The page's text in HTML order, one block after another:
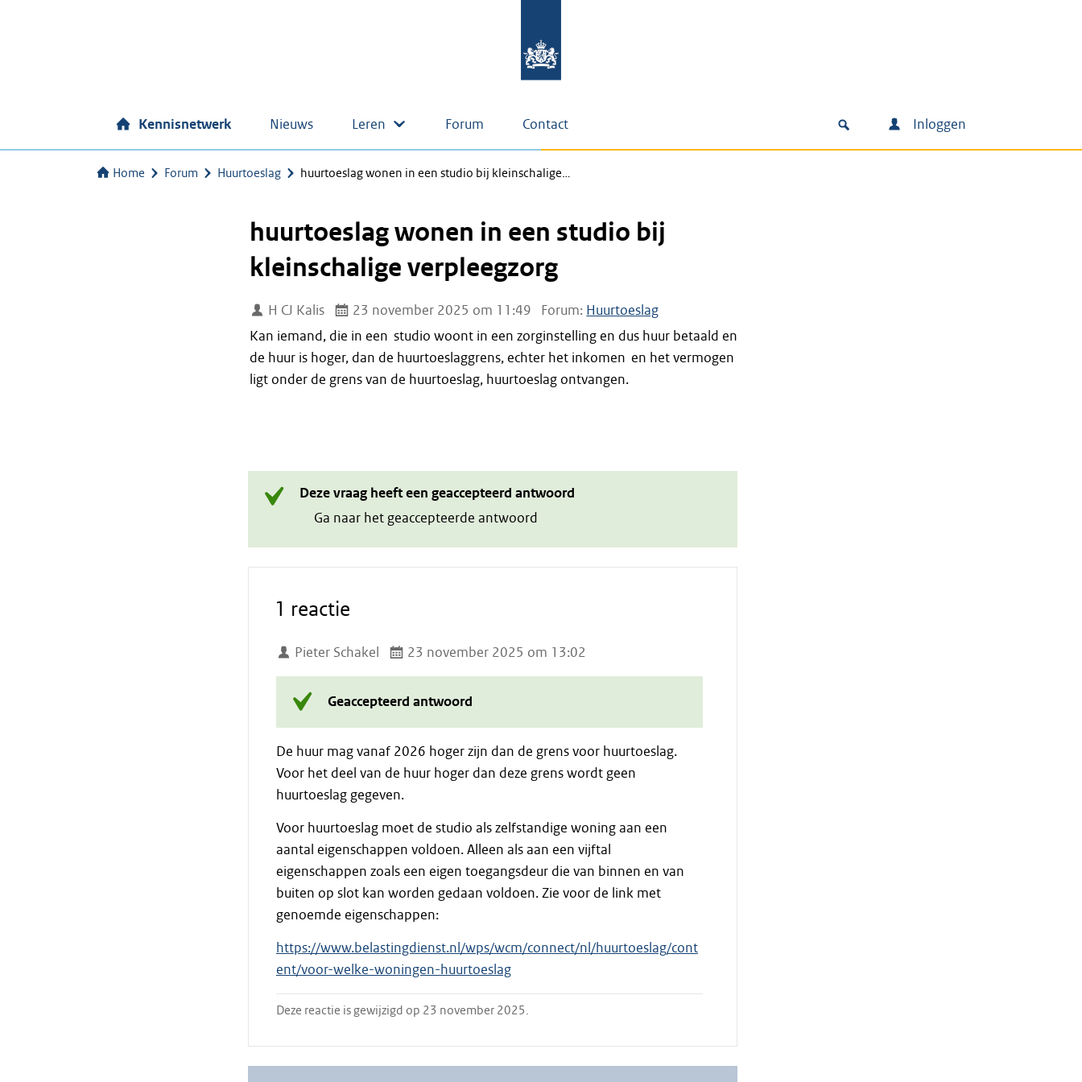
Kennisnetwerk Nieuws Leren Forum Contact Inloggen
Home Forum Huurtoeslag huurtoeslag wonen in een studio bij kleinschalige…
huurtoeslag wonen in een studio bij
kleinschalige verpleegzorg
H CJ Kalis 23 november 2025 om 11:49 Forum: Huurtoeslag
Kan iemand, die in een studio woont in een zorginstelling en dus huur betaald en
de huur is hoger, dan de huurtoeslaggrens, echter het inkomen en het vermogen
ligt onder de grens van de huurtoeslag, huurtoeslag ontvangen.
Deze vraag heeft een geaccepteerd antwoord
Ga naar het geaccepteerde antwoord
1 reactie
Pieter Schakel 23 november 2025 om 13:02
Geaccepteerd antwoord
De huur mag vanaf 2026 hoger zijn dan de grens voor huurtoeslag.
Voor het deel van de huur hoger dan deze grens wordt geen
huurtoeslag gegeven.
Voor huurtoeslag moet de studio als zelfstandige woning aan een
aantal eigenschappen voldoen. Alleen als aan een vijftal
eigenschappen zoals een eigen toegangsdeur die van binnen en van
buiten op slot kan worden gedaan voldoen. Zie voor de link met
genoemde eigenschappen:
https://www.belastingdienst.nl/wps/wcm/connect/nl/huurtoeslag/cont
ent/voor-welke-woningen-huurtoeslag
Deze reactie is gewijzigd op 23 november 2025.